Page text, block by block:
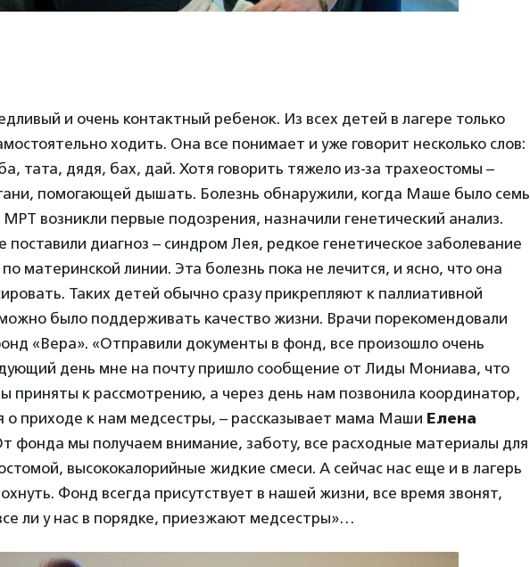
и очень контактный ребенок. Из всех детей в лагере только
ходить. Она все понимает и уже говорит несколько слов:
тата, дядя, бах, дай. Хотя говорить тяжело из-за трахеостомы –
помогающей дышать. Болезнь обнаружили, когда Маше было семь
возникли первые подозрения, назначили генетический анализ.
диагноз – синдром Лея, редкое генетическое заболевание
материнской линии. Эта болезнь пока не лечится, и ясно, что она
Таких детей обычно сразу прикрепляют к паллиативной
было поддерживать качество жизни. Врачи порекомендовали
«Вера». «Отправили документы в фонд, все произошло очень
день мне на почту пришло сообщение от Лиды Мониава, что
приняты к рассмотрению, а через день нам позвонила координатор,
о приходе к нам медсестры, – рассказывает мама Маши Елена
фонда мы получаем внимание, заботу, все расходные материалы для
высококалорийные жидкие смеси. А сейчас нас еще и в лагерь
Фонд всегда присутствует в нашей жизни, все время звонят,
ли у нас в порядке, приезжают медсестры»…